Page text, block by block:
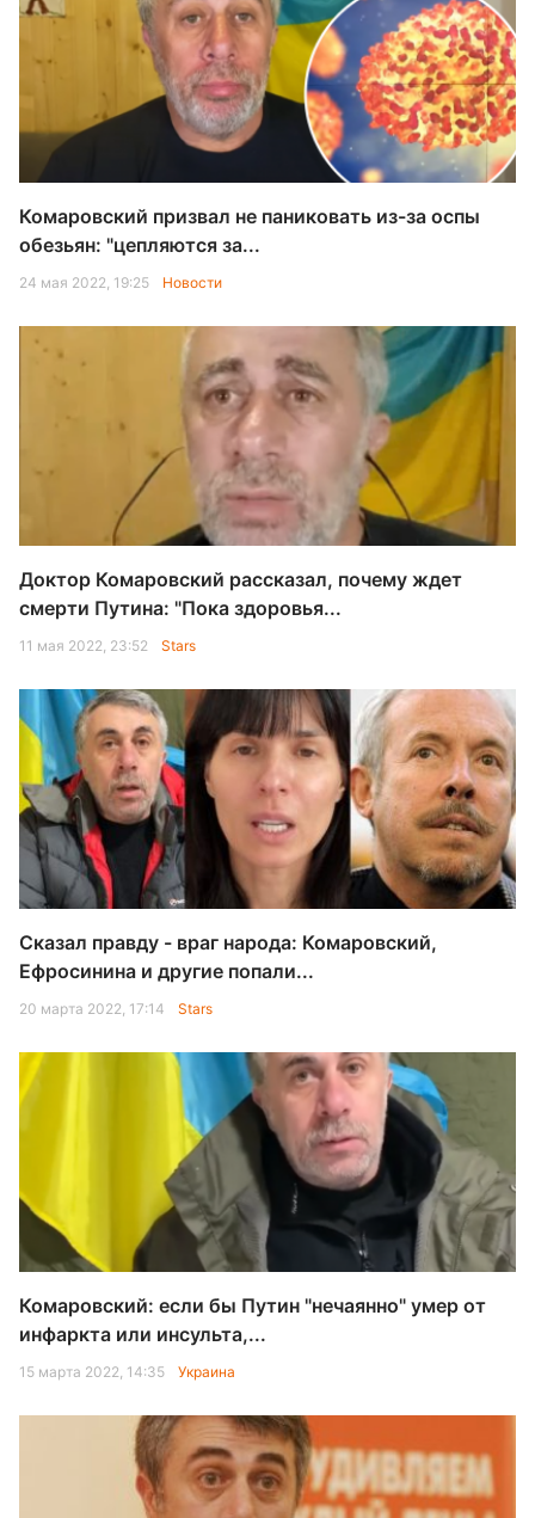
Комаровский призвал не паниковать из-за оспы
обезьян: "цепляются за...
24 мая 2022, 19:25 Новости
Доктор Комаровский рассказал, почему ждет
смерти Путина: "Пока здоровья...
11 мая 2022, 23:52 Stars
Сказал правду - враг народа: Комаровский,
Ефросинина и другие попали...
20 марта 2022, 17:14 Stars
Комаровский: если бы Путин "нечаянно" умер от
инфаркта или инсульта,...
15 марта 2022, 14:35 Украина